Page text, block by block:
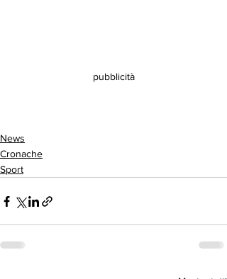
pubblicità
News
Cronache
Sport